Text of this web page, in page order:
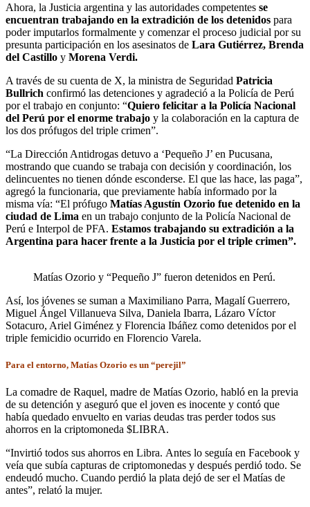
Ahora, la Justicia argentina y las autoridades competentes se
encuentran trabajando en la extradición de los detenidos para
poder imputarlos formalmente y comenzar el proceso judicial por su
presunta participación en los asesinatos de Lara Gutiérrez, Brenda
del Castillo y Morena Verdi.
A través de su cuenta de X, la ministra de Seguridad Patricia
Bullrich confirmó las detenciones y agradeció a la Policía de Perú
por el trabajo en conjunto: “Quiero felicitar a la Policía Nacional
del Perú por el enorme trabajo y la colaboración en la captura de
los dos prófugos del triple crimen”.
“La Dirección Antidrogas detuvo a ‘Pequeño J’ en Pucusana,
mostrando que cuando se trabaja con decisión y coordinación, los
delincuentes no tienen dónde esconderse. El que las hace, las paga”,
agregó la funcionaria, que previamente había informado por la
misma vía: “El prófugo Matías Agustín Ozorio fue detenido en la
ciudad de Lima en un trabajo conjunto de la Policía Nacional de
Perú e Interpol de PFA. Estamos trabajando su extradición a la
Argentina para hacer frente a la Justicia por el triple crimen”.
Matías Ozorio y “Pequeño J” fueron detenidos en Perú.
Así, los jóvenes se suman a Maximiliano Parra, Magalí Guerrero,
Miguel Ángel Villanueva Silva, Daniela Ibarra, Lázaro Víctor
Sotacuro, Ariel Giménez y Florencia Ibáñez como detenidos por el
triple femicidio ocurrido en Florencio Varela.
Para el entorno, Matías Ozorio es un “perejil”
La comadre de Raquel, madre de Matías Ozorio, habló en la previa
de su detención y aseguró que el joven es inocente y contó que
había quedado envuelto en varias deudas tras perder todos sus
ahorros en la criptomoneda $LIBRA.
“Invirtió todos sus ahorros en Libra. Antes lo seguía en Facebook y
veía que subía capturas de criptomonedas y después perdió todo. Se
endeudó mucho. Cuando perdió la plata dejó de ser el Matías de
antes”, relató la mujer.